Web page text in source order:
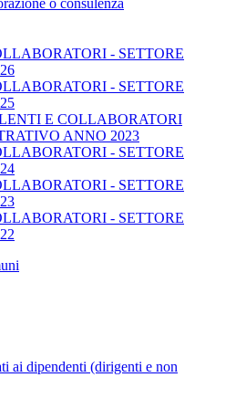
- SETTORE
- SETTORE
E COLLABORATORI
ANNO 2023
- SETTORE
- SETTORE
- SETTORE
ai dipendenti (dirigenti e non